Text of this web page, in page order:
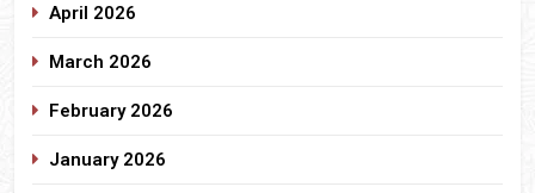
April 2026
March 2026
February 2026
January 2026